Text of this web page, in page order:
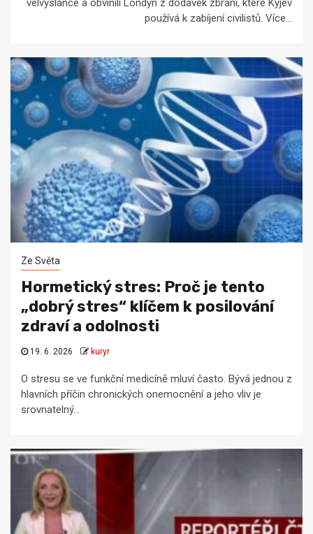
velvyslance a obvinili Londýn z dodávek zbraní, které Kyjev
používá k zabíjení civilistů. Více...
Ze Světa
Hormetický stres: Proč je tento
„dobrý stres“ klíčem k posilování
zdraví a odolnosti
19. 6. 2026 kuryr
O stresu se ve funkční medicíně mluví často. Bývá jednou z
hlavních příčin chronických onemocnění a jeho vliv je
srovnatelný...